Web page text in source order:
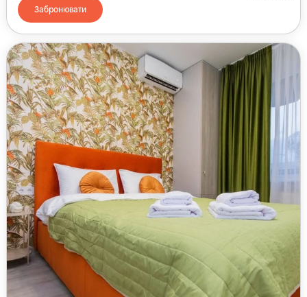
Забронювати